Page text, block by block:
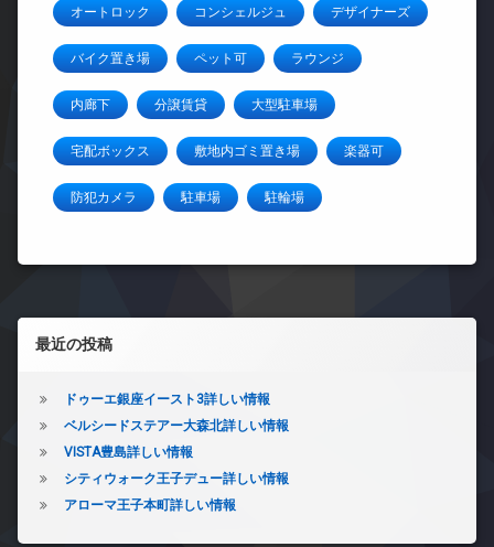
オートロック コンシェルジュ デザイナーズ
バイク置き場 ペット可 ラウンジ
内廊下 分譲賃貸 大型駐車場
宅配ボックス 敷地内ゴミ置き場 楽器可
防犯カメラ 駐車場 駐輪場
左サイドバー
最近の投稿
ドゥーエ銀座イースト3詳しい情報
ベルシードステアー大森北詳しい情報
VISTA豊島詳しい情報
シティウォーク王子デュー詳しい情報
アローマ王子本町詳しい情報